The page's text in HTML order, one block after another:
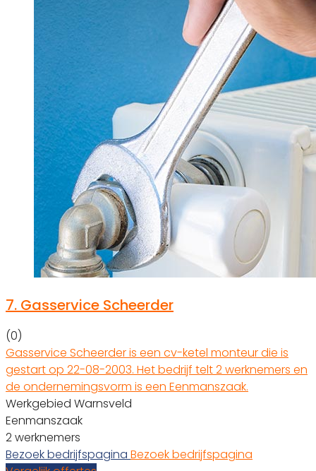
7. Gasservice Scheerder
(0)
Gasservice Scheerder is een cv-ketel monteur die is
gestart op 22-08-2003. Het bedrijf telt 2 werknemers en
de ondernemingsvorm is een Eenmanszaak.
Werkgebied Warnsveld
Eenmanszaak
2 werknemers
Bezoek bedrijfspagina Bezoek bedrijfspagina